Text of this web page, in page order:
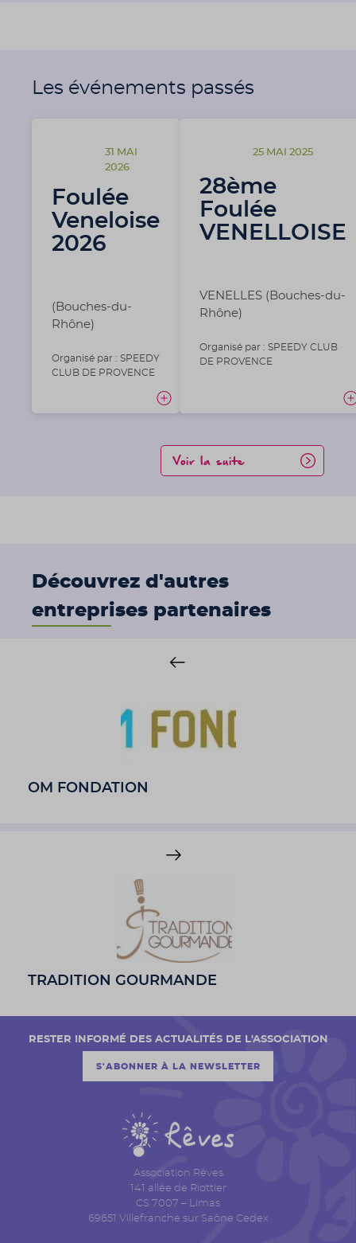
Les événements passés
31 MAI
2026
Foulée
Veneloise
2026
(Bouches-du-
Rhône)
Organisé par : SPEEDY
CLUB DE PROVENCE
25 MAI 2025
28ème
Foulée
VENELLOISE
VENELLES (Bouches-du-
Rhône)
Organisé par : SPEEDY CLUB
DE PROVENCE
Voir la suite
Découvrez d'autres
entreprises partenaires
OM FONDATION
TRADITION GOURMANDE
Association Rêves
141 allée de Riottier
CS 7007 – Limas
69651 Villefranche sur Saône Cedex
RESTER INFORMÉ DES ACTUALITÉS DE L'ASSOCIATION
S'ABONNER À LA NEWSLETTER